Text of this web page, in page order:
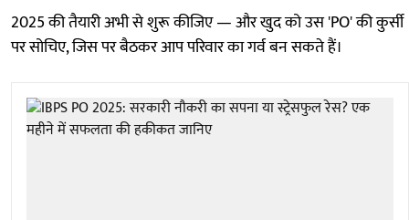
2025 की तैयारी अभी से शुरू कीजिए — और खुद को उस 'PO' की कुर्सी
पर सोचिए, जिस पर बैठकर आप परिवार का गर्व बन सकते हैं।